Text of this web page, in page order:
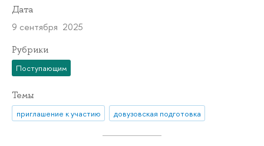
Дата
9 сентября 2025
Рубрики
Поступающим
Темы
приглашение к участию довузовская подготовка